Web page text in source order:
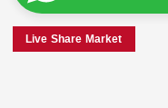
Live Share Market